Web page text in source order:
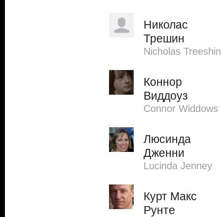
Николас
Трешин
Nicholas Treeshin
Коннор
Виддоуз
Connor Widdows
Люсинда
Дженни
Lucinda Jenney
Курт Макс
Рунте